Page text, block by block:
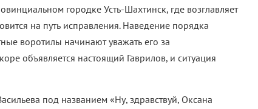
городке Усть-Шахтинск, где возглавляет
на путь исправления. Наведение порядка
воротилы начинают уважать его за
объявляется настоящий Гаврилов, и ситуация
под названием «Ну, здравствуй, Оксана